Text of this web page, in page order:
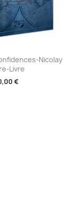
rapideNicolay
Livre
€